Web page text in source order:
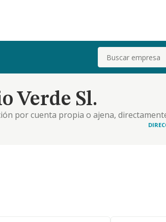
Buscar
Verde Sl.
por cuenta propia o ajena,
en fincas rústicas, o urbanas,